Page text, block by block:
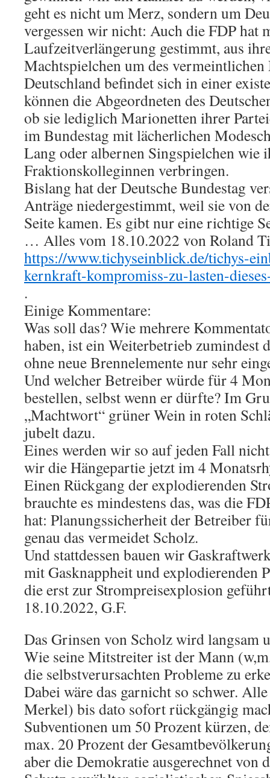
geht es nicht um Merz, sondern um
vergessen wir nicht: Auch die FDP hat
Laufzeitverlängerung gestimmt, aus
Machtspielchen um des
Deutschland befindet sich in einer
können die Abgeordneten des
ob sie lediglich Marionetten ihrer
im Bundestag mit lächerlichen
Lang oder albernen Singspielchen wie
Fraktionskolleginnen verbringen.
Bislang hat der Deutsche Bundestag
Anträge niedergestimmt, weil sie von
Seite kamen. Es gibt nur eine richtige
… Alles vom 18.10.2022 von Roland
https://www.tichyseinblick.de/tichys-
kernkraft-kompromiss-zu-lasten-
.
Einige Kommentare:
Was soll das? Wie mehrere
haben, ist ein Weiterbetrieb zumindest
ohne neue Brennelemente nur sehr
Und welcher Betreiber würde für 4
bestellen, selbst wenn er dürfte? Im
„Machtwort“ grüner Wein in roten
jubelt dazu.
Eines werden wir so auf jeden Fall
wir die Hängepartie jetzt im 4
Einen Rückgang der explodierenden
brauchte es mindestens das, was die
hat: Planungssicherheit der Betreiber
genau das vermeidet Scholz.
Und stattdessen bauen wir
mit Gasknappheit und explodierenden
die erst zur Strompreisexplosion
18.10.2022, G.F.
Das Grinsen von Scholz wird langsam
Wie seine Mitstreiter ist der Mann
die selbstverursachten Probleme zu
Dabei wäre das garnicht so schwer.
Merkel) bis dato sofort rückgängig
Subventionen um 50 Prozent kürzen,
max. 20 Prozent der
aber die Demokratie ausgerechnet von